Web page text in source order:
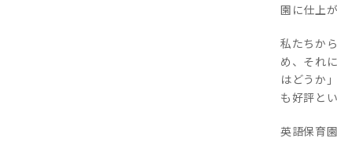
園に仕上
私たちか
め、それ
はどうか
も好評と
英語保育